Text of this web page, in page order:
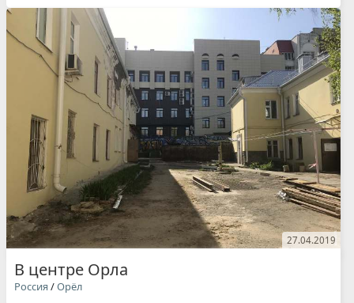
27.04.2019
В центре Орла
Россия /Орёл